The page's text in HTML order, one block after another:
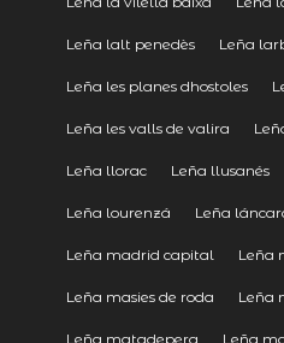
Leña lalt penedès Leña
Leña les planes dhostoles
Leña les valls de valira
Leña llorac Leña llusanés
Leña lourenzá Leña
Leña madrid capital Leña
Leña masies de roda Leña
Leña matadepera Leña